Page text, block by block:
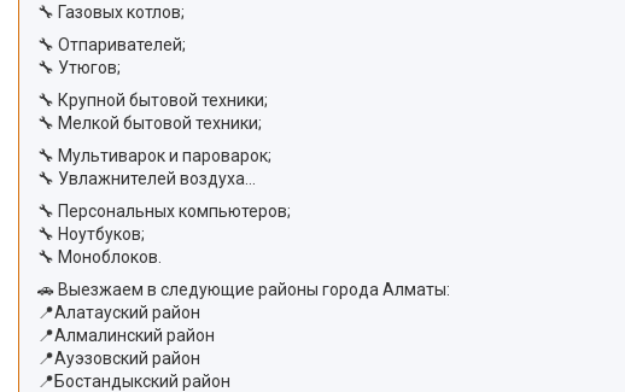
🔧 Газовых котлов;
🔧 Отпаривателей;
🔧 Утюгов;
🔧 Крупной бытовой техники;
🔧 Мелкой бытовой техники;
🔧 Мультиварок и пароварок;
🔧 Увлажнителей воздуха...
🔧 Персональных компьютеров;
🔧 Ноутбуков;
🔧 Моноблоков.
🚗 Выезжаем в следующие районы города Алматы:
📍Алатауский район
📍Алмалинский район
📍Ауэзовский район
📍Бостандыкский район